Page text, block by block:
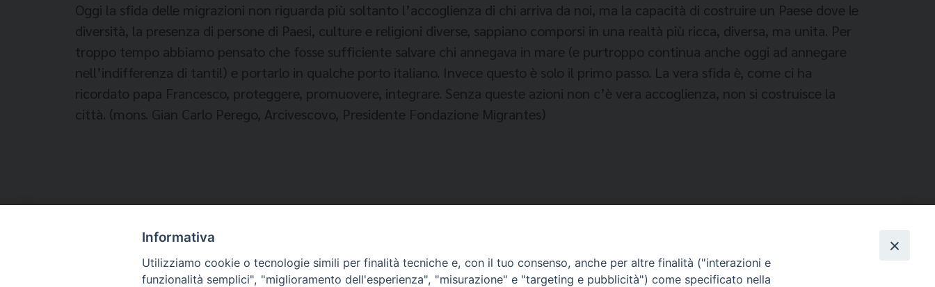
Oggi la sfida delle migrazioni non riguarda più soltanto l’accoglienza di chi arriva da noi, ma la capacità di costruire un Paese dove le
diversità, la presenza di persone di Paesi, culture e religioni diverse, sappiano comporsi in una realtà più ricca, diversa, ma unita. Per
troppo tempo abbiamo pensato che fosse sufficiente salvare chi annegava in mare (e purtroppo continua anche oggi ad annegare
nell’indifferenza di tanti!) e portarlo in qualche porto italiano. Invece questo è solo il primo passo. La vera sfida è, come ci ha
ricordato papa Francesco, proteggere, promuovere, integrare. Senza queste azioni non c’è vera accoglienza, non si costruisce la
città. (mons. Gian Carlo Perego, Arcivescovo, Presidente Fondazione Migrantes)
MODENA - FESTIVAL DELLA MIGRAZIONE MONS. PEREGO - FESTIVAL DELLA MIGRAZIONE
Informativa
Utilizziamo cookie o tecnologie simili per finalità tecniche e, con il tuo consenso, anche per altre finalità ("interazioni e
funzionalità semplici", "miglioramento dell'esperienza", "misurazione" e "targeting e pubblicità") come specificato nella